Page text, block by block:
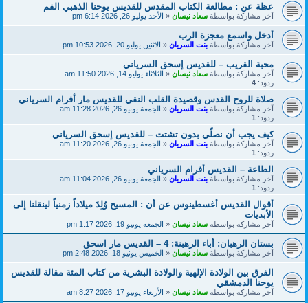
عظة عن : مطالعة الكتاب المقدس للقديس يوحنا الذهبي الفم
آخر مشاركة بواسطةسعاد نيسان«الأحد يوليو 26, 2026 6:14 pm
أدخل واسمع معجزة الرب
آخر مشاركة بواسطةبنت السريان«الاثنين يوليو 20, 2026 10:53 pm
محبة القريب – للقديس إسحق السرياني
آخر مشاركة بواسطةسعاد نيسان«الثلاثاء يوليو 14, 2026 11:50 am
ردود: 4
صلاة للروح القدس وقصيدة القلب النقي للقديس مار أفرام السرياني
آخر مشاركة بواسطةبنت السريان«الجمعة يونيو 26, 2026 11:28 am
ردود: 1
كيف يجب أن نصلّي بدون تشتت – للقديس إسحق السرياني
آخر مشاركة بواسطةبنت السريان«الجمعة يونيو 26, 2026 11:20 am
ردود: 1
الطاعة – القديس أفرام السرياني
آخر مشاركة بواسطةبنت السريان«الجمعة يونيو 26, 2026 11:04 am
ردود: 1
أقوال القديس أغسطينوس عن أن : المسيح وُلِدَ ميلاداً زمنياً لينقلنا إلى
الأبديات
آخر مشاركة بواسطةسعاد نيسان«الجمعة يونيو 19, 2026 1:17 pm
بستان الرهبان: أباء الرهبنة: 4 – القديس مار اسحق
آخر مشاركة بواسطةسعاد نيسان«الخميس يونيو 18, 2026 2:48 pm
الفرق بين الولادة الإلهية والولادة البشرية من كتاب المئة مقالة للقديس
يوحنا الدمشقي
آخر مشاركة بواسطةسعاد نيسان«الأربعاء يونيو 17, 2026 8:27 am